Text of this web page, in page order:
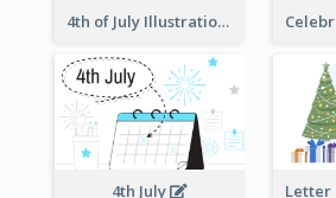
4th of July Illustration
4th July